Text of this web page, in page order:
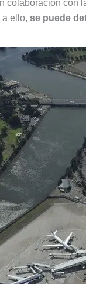
colaboración con
a ello, se puede